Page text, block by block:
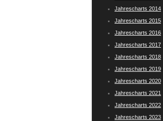
Jahrescharts 2014
Jahrescharts 2015
Jahrescharts 2016
Jahrescharts 2017
Jahrescharts 2018
Jahrescharts 2019
Jahrescharts 2020
Jahrescharts 2021
Jahrescharts 2022
Jahrescharts 2023